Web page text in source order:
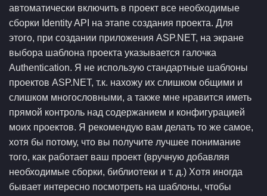
автоматически включить в проект все необходимые
сборки Identity API на этапе создания проекта. Для
этого, при создании приложения ASP.NET, на экране
выбора шаблона проекта указывается галочка
Authentication. Я не использую стандартные шаблоны
проектов ASP.NET, т.к. нахожу их слишком общими и
слишком многословными, а также мне нравится иметь
прямой контроль над содержанием и конфигурацией
моих проектов. Я рекомендую вам делать то же самое,
хотя бы потому, что вы получите лучшее понимание
того, как работает ваш проект (вручную добавляя
необходимые сборки, библиотеки и т. д.) Хотя иногда
бывает интересно посмотреть на шаблоны, чтобы